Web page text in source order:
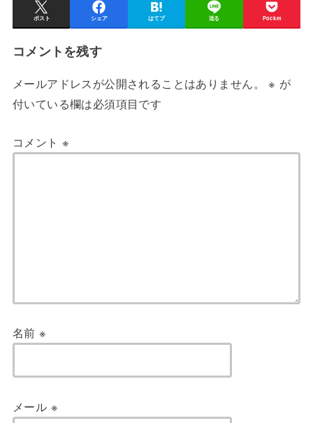
ポスト シェア はてブ 送る Pocket
コメントを残す
メールアドレスが公開されることはありません。 ※ が
付いている欄は必須項目です
コメント ※
名前※
メール ※